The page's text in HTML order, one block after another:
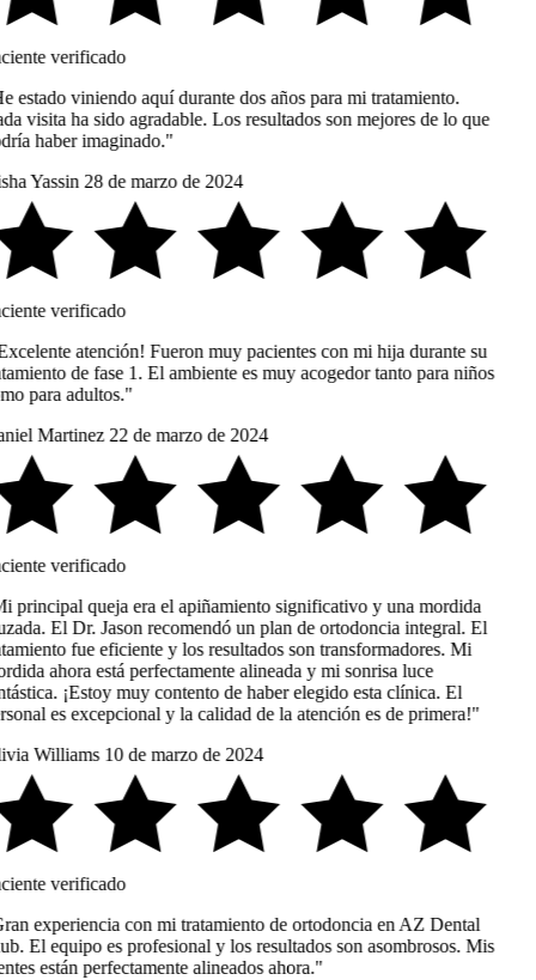
verificado
estado viniendo aquí durante dos años para mi tratamiento.
visita ha sido agradable. Los resultados son mejores de lo que
haber imaginado."
Yassin 28 de marzo de 2024
verificado
atención! Fueron muy pacientes con mi hija durante su
de fase 1. El ambiente es muy acogedor tanto para niños
para adultos."
Martinez 22 de marzo de 2024
verificado
principal queja era el apiñamiento significativo y una mordida
El Dr. Jason recomendó un plan de ortodoncia integral. El
fue eficiente y los resultados son transformadores. Mi
ahora está perfectamente alineada y mi sonrisa luce
¡Estoy muy contento de haber elegido esta clínica. El
es excepcional y la calidad de la atención es de primera!"
Williams 10 de marzo de 2024
verificado
experiencia con mi tratamiento de ortodoncia en AZ Dental
El equipo es profesional y los resultados son asombrosos. Mis
están perfectamente alineados ahora."